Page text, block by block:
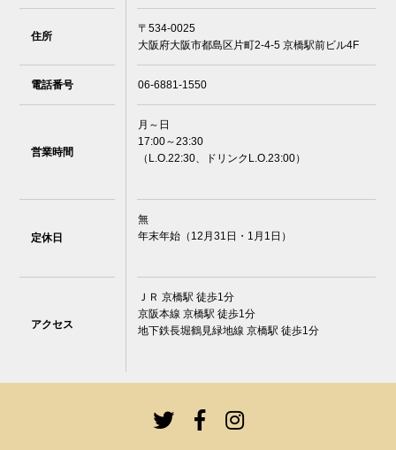
住所
〒534-0025
大阪府大阪市都島区片町2-4-5 京橋駅前ビル4F
電話番号 06-6881-1550
営業時間
月～日
17:00～23:30
（L.O.22:30、ドリンクL.O.23:00）
定休日
無
年末年始（12月31日・1月1日）
アクセス
ＪＲ 京橋駅 徒歩1分
京阪本線 京橋駅 徒歩1分
地下鉄長堀鶴見緑地線 京橋駅 徒歩1分